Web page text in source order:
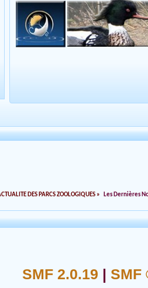
DES PARCS ZOOLOGIQUES » Les Dernières
SMF 2.0.19 | SMF